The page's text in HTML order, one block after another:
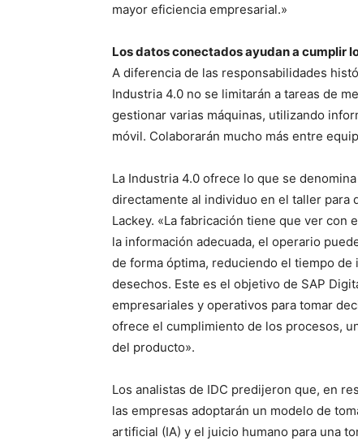
mayor eficiencia empresarial.»
Los datos conectados ayudan a cumplir
A diferencia de las responsabilidades
Industria 4.0 no se limitarán a tareas de
gestionar varias máquinas, utilizando
móvil. Colaborarán mucho más entre
La Industria 4.0 ofrece lo que se
directamente al individuo en el taller para
Lackey. «La fabricación tiene que ver con
la información adecuada, el operario
de forma óptima, reduciendo el tiempo
desechos. Este es el objetivo de SAP
empresariales y operativos para tomar
ofrece el cumplimiento de los procesos,
del producto».
Los analistas de IDC predijeron que, en
las empresas adoptarán un modelo de
artificial (IA) y el juicio humano para una